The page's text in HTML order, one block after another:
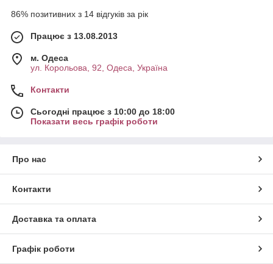
86% позитивних з 14 відгуків за рік
Працює з 13.08.2013
м. Одеса
ул. Корольова, 92, Одеса, Україна
Контакти
Сьогодні працює з 10:00 до 18:00
Показати весь графік роботи
Про нас
Контакти
Доставка та оплата
Графік роботи